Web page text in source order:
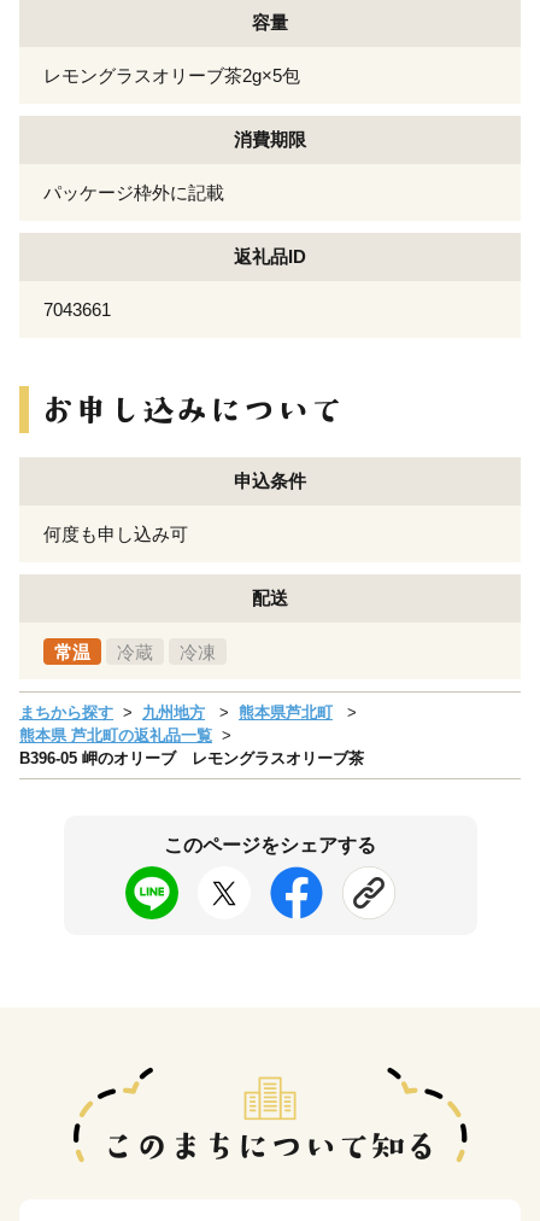
容量
レモングラスオリーブ茶2g×5包
消費期限
パッケージ枠外に記載
返礼品ID
7043661
申込条件
何度も申し込み可
配送
常温 冷蔵 冷凍
まちから探す 九州地方
熊本県芦北町
熊本県 芦北町の返礼品一覧
B396-05 岬のオリーブ レモングラスオリーブ茶
このページをシェアする